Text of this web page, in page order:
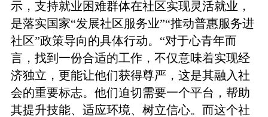
示，支持就业困难群体在社区实现灵活就业，
是落实国家“发展社区服务业”“推动普惠服务进
社区”政策导向的具体行动。“对于心青年而
言，找到一份合适的工作，不仅意味着实现经
济独立，更能让他们获得尊严，这是其融入社
会的重要标志。他们迫切需要一个平台，帮助
其提升技能、适应环境、树立信心。而这个社